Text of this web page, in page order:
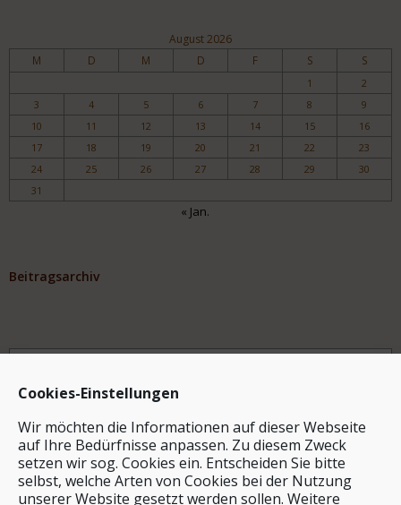
Cookies-Einstellungen
Wir möchten die Informationen auf dieser Webseite
auf Ihre Bedürfnisse anpassen. Zu diesem Zweck
setzen wir sog. Cookies ein. Entscheiden Sie bitte
selbst, welche Arten von Cookies bei der Nutzung
unserer Website gesetzt werden sollen. Weitere
August 2026
M D M D F S S
1
2
3
4 5 6 7 8
9
10
11 12 13 14 15
16
17
18 19 20 21 22
23
24
25 26 27 28 29
30
31
« Jan.
Beitragsarchiv
Archiv